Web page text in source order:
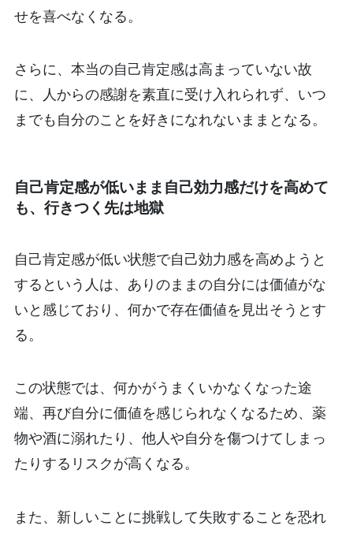
せを喜べなくなる。
さらに、本当の自己肯定感は高まっていない故
に、人からの感謝を素直に受け入れられず、いつ
までも自分のことを好きになれないままとなる。
自己肯定感が低いまま自己効力感だけを高めて
も、行きつく先は地獄
自己肯定感が低い状態で自己効力感を高めようと
するという人は、ありのままの自分には価値がな
いと感じており、何かで存在価値を見出そうとす
る。
この状態では、何かがうまくいかなくなった途
端、再び自分に価値を感じられなくなるため、薬
物や酒に溺れたり、他人や自分を傷つけてしまっ
たりするリスクが高くなる。
また、新しいことに挑戦して失敗することを恐れ